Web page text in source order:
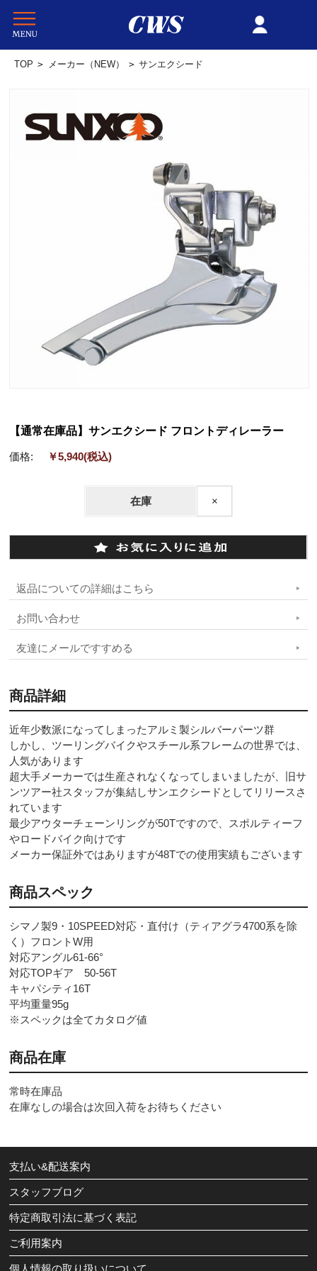
TOP > メーカー（NEW） > サンエクシード
【通常在庫品】サンエクシード フロントディレーラー
価格: ￥5,940(税込)
在庫 ×
返品についての詳細はこちら
お問い合わせ
友達にメールですすめる
商品詳細
近年少数派になってしまったアルミ製シルバーパーツ群
しかし、ツーリングバイクやスチール系フレームの世界では、
人気があります
超大手メーカーでは生産されなくなってしまいましたが、旧サ
ンツアー社スタッフが集結しサンエクシードとしてリリースさ
れています
最少アウターチェーンリングが50Tですので、スポルティーフ
やロードバイク向けです
メーカー保証外ではありますが48Tでの使用実績もございます
商品スペック
シマノ製9・10SPEED対応・直付け（ティアグラ4700系を除
く）フロントW用
対応アングル61-66°
対応TOPギア 50-56T
キャパシティ16T
平均重量95g
※スペックは全てカタログ値
商品在庫
常時在庫品
在庫なしの場合は次回入荷をお待ちください
支払い&配送案内
スタッフブログ
特定商取引法に基づく表記
ご利用案内
個人情報の取り扱いについて